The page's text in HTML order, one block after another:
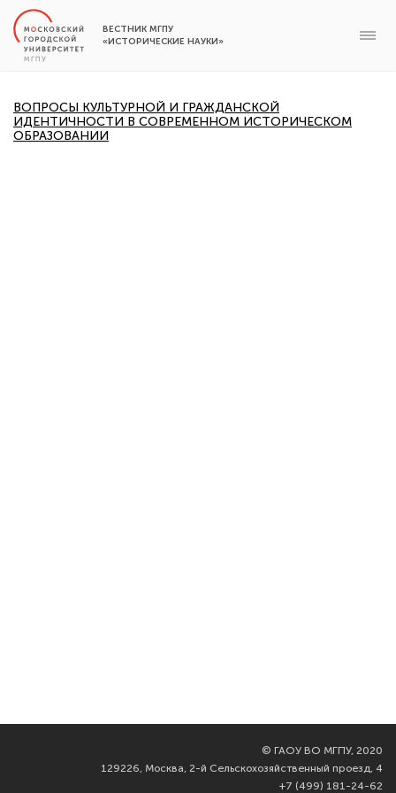
ВЕСТНИК МГПУ
«ИСТОРИЧЕСКИЕ НАУКИ»
ВОПРОСЫ КУЛЬТУРНОЙ И ГРАЖДАНСКОЙ
ИДЕНТИЧНОСТИ В СОВРЕМЕННОМ ИСТОРИЧЕСКОМ
ОБРАЗОВАНИИ
© ГАОУ ВО МГПУ, 2020
129226, Москва, 2-й Сельскохозяйственный проезд, 4
+7 (499) 181-24-62